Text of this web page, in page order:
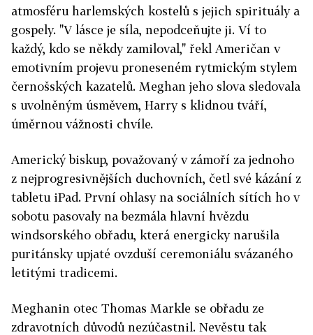
atmosféru harlemských kostelů s jejich spirituály a
gospely. "V lásce je síla, nepodceňujte ji. Ví to
každý, kdo se někdy zamiloval," řekl Američan v
emotivním projevu proneseném rytmickým stylem
černošských kazatelů. Meghan jeho slova sledovala
s uvolněným úsměvem, Harry s klidnou tváří,
úměrnou vážnosti chvíle.
Americký biskup, považovaný v zámoří za jednoho
z nejprogresivnějších duchovních, četl své kázání z
tabletu iPad. První ohlasy na sociálních sítích ho v
sobotu pasovaly na bezmála hlavní hvězdu
windsorského obřadu, která energicky narušila
puritánsky upjaté ovzduší ceremoniálu svázaného
letitými tradicemi.
Meghanin otec Thomas Markle se obřadu ze
zdravotních důvodů nezúčastnil. Nevěstu tak